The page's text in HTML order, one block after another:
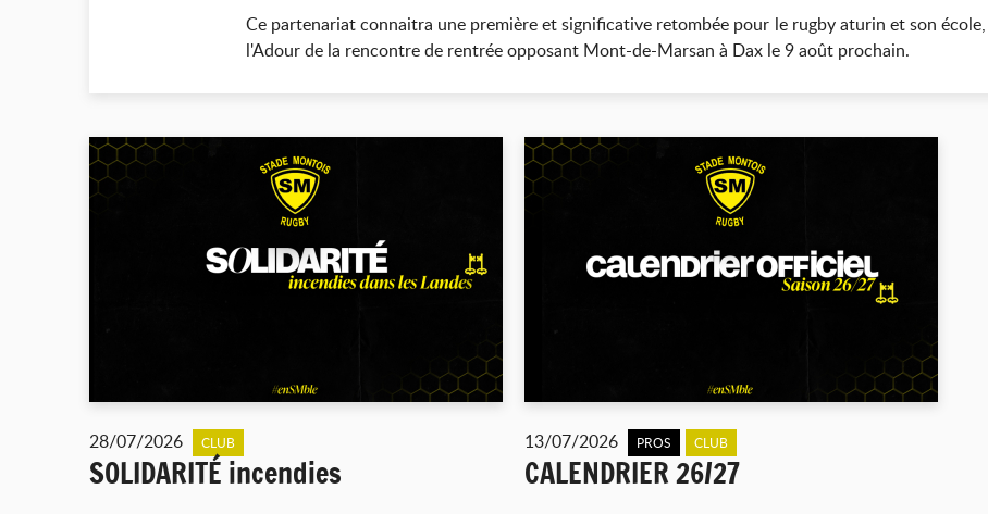
Ce partenariat connaitra une première et significative retombée pour le rugby aturin et son
l'Adour de la rencontre de rentrée opposant Mont-de-Marsan à Dax le 9 août prochain.
28/07/2026 CLUB
SOLIDARITÉ incendies
13/07/2026 PROS CLUB
CALENDRIER 26/27